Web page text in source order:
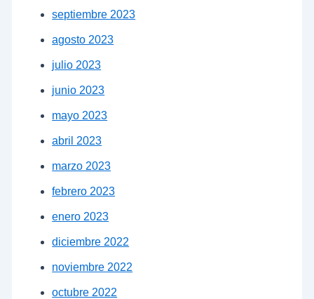
septiembre 2023
agosto 2023
julio 2023
junio 2023
mayo 2023
abril 2023
marzo 2023
febrero 2023
enero 2023
diciembre 2022
noviembre 2022
octubre 2022